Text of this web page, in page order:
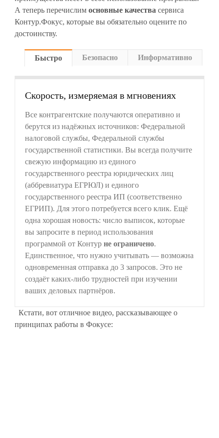
А теперь перечислим основные качества сервиса
Контур.Фокус, которые вы обязательно оцените по
достоинству.
Быстро Безопасно Информативно
Скорость, измеряемая в мгновениях
Все контрагентские получаются оперативно и
берутся из надёжных источников: Федеральной
налоговой службы, Федеральной службы
государственной статистики. Вы всегда получите
свежую информацию из единого
государственного реестра юридических лиц
(аббревиатура ЕГРЮЛ) и единого
государственного реестра ИП (соответственно
ЕГРИП). Для этого потребуется всего клик. Ещё
одна хорошая новость: число выписок, которые
вы запросите в период использования
программой от Контур не ограничено.
Единственное, что нужно учитывать — возможна
одновременная отправка до 3 запросов. Это не
создаёт каких-либо трудностей при изучении
ваших деловых партнёров.
Кстати, вот отличное видео, рассказывающее о
принципах работы в Фокусе: